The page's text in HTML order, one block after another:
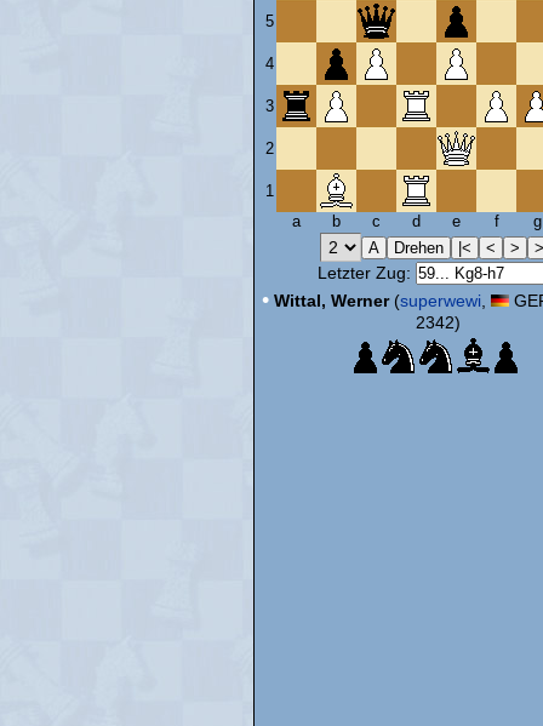
5
4
3
2
1
a
b c d e f g
Letzter Zug:
• Wittal, Werner(superwewi
2342)